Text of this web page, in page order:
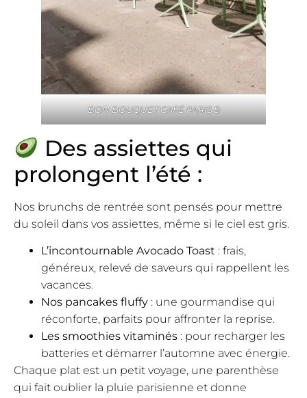
BON BOUQUET CAFÉ PARIS 9
Des assiettes qui
prolongent l’été :
Nos brunchs de rentrée sont pensés pour mettre
du soleil dans vos assiettes, même si le ciel est gris.
L’incontournable Avocado Toast : frais,
généreux, relevé de saveurs qui rappellent les
vacances.
Nos pancakes fluffy : une gourmandise qui
réconforte, parfaits pour affronter la reprise.
Les smoothies vitaminés : pour recharger les
batteries et démarrer l’automne avec énergie.
Chaque plat est un petit voyage, une parenthèse
qui fait oublier la pluie parisienne et donne